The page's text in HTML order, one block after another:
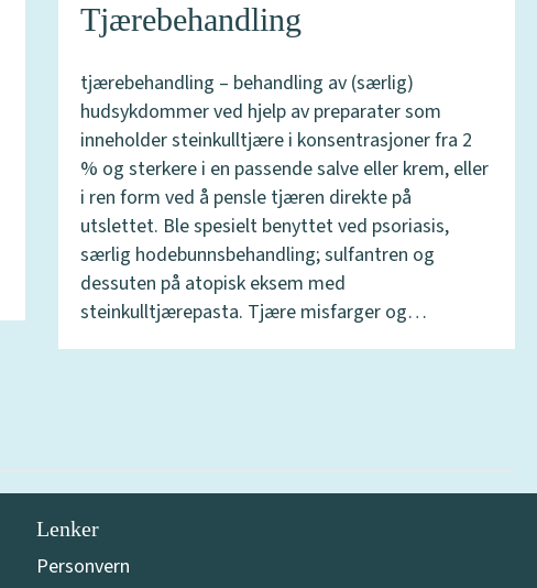
Tjærebehandling
tjærebehandling – behandling av (særlig)
hudsykdommer ved hjelp av preparater som
inneholder steinkulltjære i konsentrasjoner fra 2
% og sterkere i en passende salve eller krem, eller
i ren form ved å pensle tjæren direkte på
utslettet. Ble spesielt benyttet ved psoriasis,
særlig hodebunnsbehandling; sulfantren og
dessuten på atopisk eksem med
steinkulltjærepasta. Tjære misfarger og…
Lenker
Personvern